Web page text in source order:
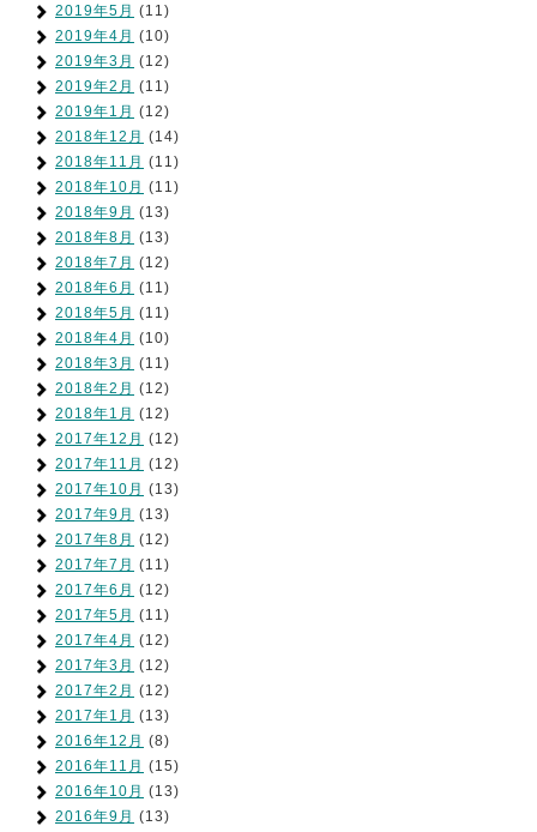
2019年5月 (11)
2019年4月 (10)
2019年3月 (12)
2019年2月 (11)
2019年1月 (12)
2018年12月 (14)
2018年11月 (11)
2018年10月 (11)
2018年9月 (13)
2018年8月 (13)
2018年7月 (12)
2018年6月 (11)
2018年5月 (11)
2018年4月 (10)
2018年3月 (11)
2018年2月 (12)
2018年1月 (12)
2017年12月 (12)
2017年11月 (12)
2017年10月 (13)
2017年9月 (13)
2017年8月 (12)
2017年7月 (11)
2017年6月 (12)
2017年5月 (11)
2017年4月 (12)
2017年3月 (12)
2017年2月 (12)
2017年1月 (13)
2016年12月 (8)
2016年11月 (15)
2016年10月 (13)
2016年9月 (13)